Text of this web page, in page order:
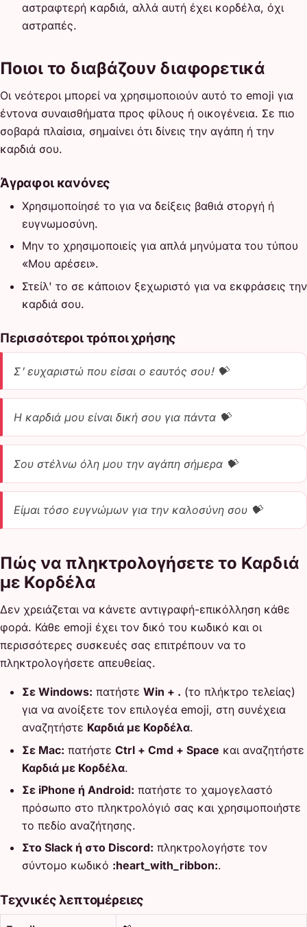
αστραφτερή καρδιά, αλλά αυτή έχει κορδέλα, όχι
αστραπές.
Ποιοι το διαβάζουν διαφορετικά
Οι νεότεροι μπορεί να χρησιμοποιούν αυτό το emoji για
έντονα συναισθήματα προς φίλους ή οικογένεια. Σε πιο
σοβαρά πλαίσια, σημαίνει ότι δίνεις την αγάπη ή την
καρδιά σου.
Άγραφοι κανόνες
Χρησιμοποίησέ το για να δείξεις βαθιά στοργή ή
ευγνωμοσύνη.
Μην το χρησιμοποιείς για απλά μηνύματα του τύπου
«Μου αρέσει».
Στείλ' το σε κάποιον ξεχωριστό για να εκφράσεις την
καρδιά σου.
Περισσότεροι τρόποι χρήσης
Σ' ευχαριστώ που είσαι ο εαυτός σου! 💝
Η καρδιά μου είναι δική σου για πάντα 💝
Σου στέλνω όλη μου την αγάπη σήμερα 💝
Είμαι τόσο ευγνώμων για την καλοσύνη σου 💝
Πώς να πληκτρολογήσετε το Καρδιά
με Κορδέλα
Δεν χρειάζεται να κάνετε αντιγραφή-επικόλληση κάθε
φορά. Κάθε emoji έχει τον δικό του κωδικό και οι
περισσότερες συσκευές σας επιτρέπουν να το
πληκτρολογήσετε απευθείας.
Σε Windows: πατήστε Win + . (το πλήκτρο τελείας)
για να ανοίξετε τον επιλογέα emoji, στη συνέχεια
αναζητήστε Καρδιά με Κορδέλα.
Σε Mac: πατήστε Ctrl + Cmd + Space και αναζητήστε
Καρδιά με Κορδέλα.
Σε iPhone ή Android: πατήστε το χαμογελαστό
πρόσωπο στο πληκτρολόγιό σας και χρησιμοποιήστε
το πεδίο αναζήτησης.
Στο Slack ή στο Discord: πληκτρολογήστε τον
σύντομο κωδικό :heart_with_ribbon:.
Τεχνικές λεπτομέρειες